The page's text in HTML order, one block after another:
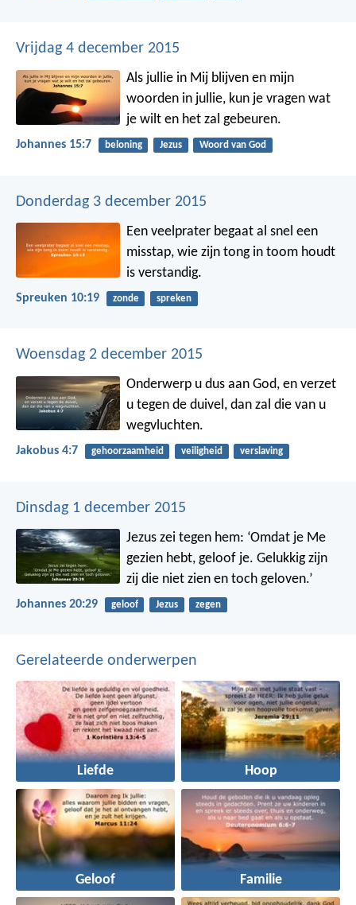
Vrijdag 4 december 2015
Als jullie in Mij blijven en mijn
woorden in jullie, kun je vragen wat
je wilt en het zal gebeuren.
Johannes 15:7 beloning Jezus Woord van God
Donderdag 3 december 2015
Een veelprater begaat al snel een
misstap, wie zijn tong in toom houdt
is verstandig.
Spreuken 10:19 zonde spreken
Woensdag 2 december 2015
Onderwerp u dus aan God, en verzet
u tegen de duivel, dan zal die van u
wegvluchten.
Jakobus 4:7 gehoorzaamheid veiligheid verslaving
Dinsdag 1 december 2015
Jezus zei tegen hem: ‘Omdat je Me
gezien hebt, geloof je. Gelukkig zijn
zij die niet zien en toch geloven.’
Johannes 20:29 geloof Jezus zegen
Gerelateerde onderwerpen
Liefde Hoop
Geloof Familie